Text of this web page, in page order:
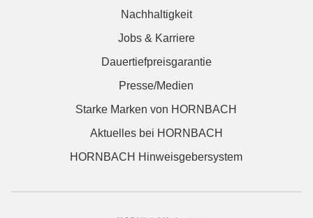
Nachhaltigkeit
Jobs & Karriere
Dauertiefpreisgarantie
Presse/Medien
Starke Marken von HORNBACH
Aktuelles bei HORNBACH
HORNBACH Hinweisgebersystem